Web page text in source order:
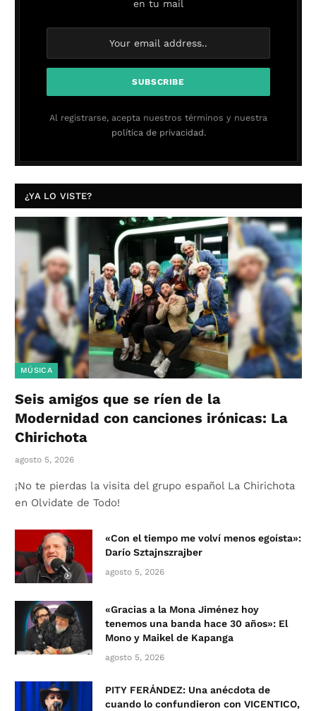
en tu mail
Al registrarse, acepta nuestros términos y nuestra
política de privacidad.
¿YA LO VISTE?
MÚSICA
Seis amigos que se ríen de la
Modernidad con canciones irónicas: La
Chirichota
agosto 5, 2026
¡No te pierdas la visita del grupo español La Chirichota
en Olvidate de Todo!
«Con el tiempo me volví menos egoísta»:
Darío Sztajnszrajber
agosto 5, 2026
«Gracias a la Mona Jiménez hoy
tenemos una banda hace 30 años»: El
Mono y Maikel de Kapanga
agosto 5, 2026
PITY FERÁNDEZ: Una anécdota de
cuando lo confundieron con VICENTICO,